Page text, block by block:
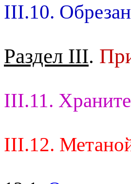
III.10.
Раздел III.
III.11.
III.12.